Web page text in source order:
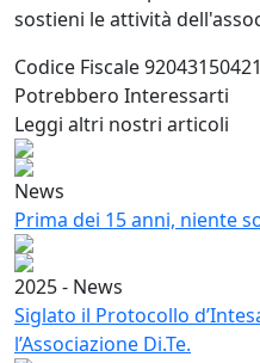
sostieni le attività
Codice Fiscale 92043150421
Potrebbero Interessarti
Leggi altri nostri articoli
News
Prima dei 15 anni, niente
2025 - News
Siglato il Protocollo
l’Associazione Di.Te.